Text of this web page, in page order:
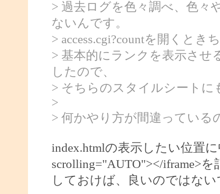
> 過去ログを色々調べ、色々
ないんです。
> access.cgi?countを開くと
> 基本的にランクを表示させ
したので、
> そちらのスタイルシートに
>
> 何かやり方が間違っている
index.htmlの表示したい位置に
scrolling="AUTO"></iframe>を
しておけば、良いのではな